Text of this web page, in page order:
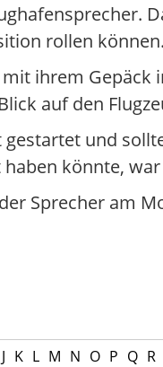
rollen
ihrem
auf den
und
könnte,
Sprecher am
J K L M N O P Q R